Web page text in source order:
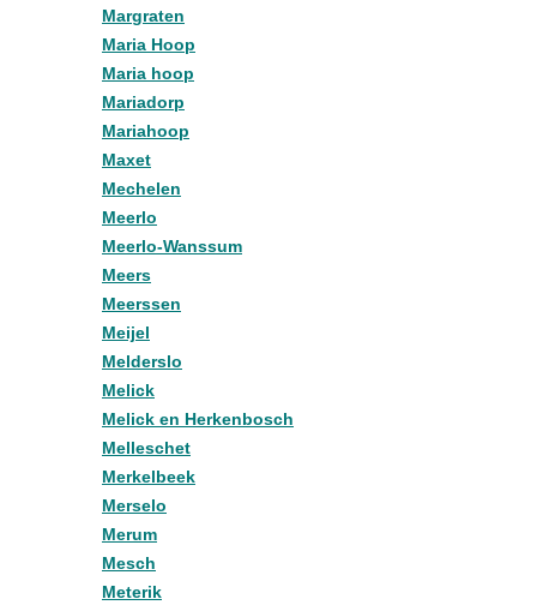
Margraten
Maria Hoop
Maria hoop
Mariadorp
Mariahoop
Maxet
Mechelen
Meerlo
Meerlo-Wanssum
Meers
Meerssen
Meijel
Melderslo
Melick
Melick en Herkenbosch
Melleschet
Merkelbeek
Merselo
Merum
Mesch
Meterik